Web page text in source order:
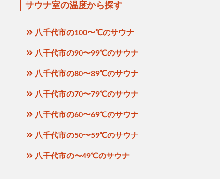
サウナ室の温度から探す
八千代市の100〜℃のサウナ
八千代市の90〜99℃のサウナ
八千代市の80〜89℃のサウナ
八千代市の70〜79℃のサウナ
八千代市の60〜69℃のサウナ
八千代市の50〜59℃のサウナ
八千代市の〜49℃のサウナ